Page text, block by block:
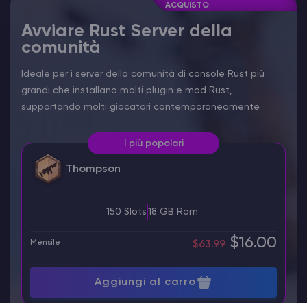
ACQUISTO
Avviare Rust Server della
comunità
Ideale per i server della comunità di console Rust più
grandi che installano molti plugin e mod Rust,
supportando molti giocatori contemporaneamente.
I più popolari
Thompson
150 Slots 18 GB Ram
Mensile $63.99 $16.00
Aggiungi al carro